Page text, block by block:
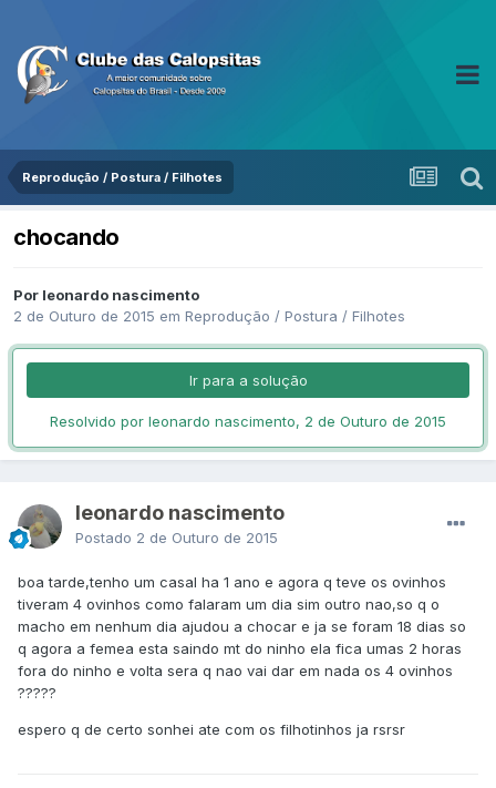
Reprodução / Postura / Filhotes
chocando
Por leonardo nascimento
2 de Outuro de 2015 em Reprodução / Postura / Filhotes
Ir para a solução
Resolvido por leonardo nascimento, 2 de Outuro de 2015
leonardo nascimento
Postado 2 de Outuro de 2015
boa tarde,tenho um casal ha 1 ano e agora q teve os ovinhos
tiveram 4 ovinhos como falaram um dia sim outro nao,so q o
macho em nenhum dia ajudou a chocar e ja se foram 18 dias so
q agora a femea esta saindo mt do ninho ela fica umas 2 horas
fora do ninho e volta sera q nao vai dar em nada os 4 ovinhos
?????
espero q de certo sonhei ate com os filhotinhos ja rsrsr